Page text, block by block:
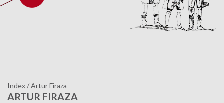
Index/Artur Firaza
ARTUR FIRAZA